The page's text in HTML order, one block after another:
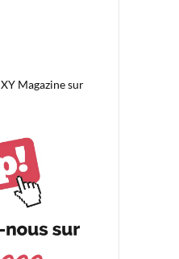
XY Magazine sur